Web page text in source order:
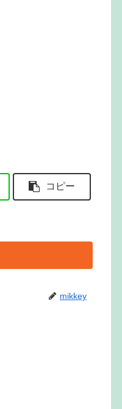
コピー
mikkey